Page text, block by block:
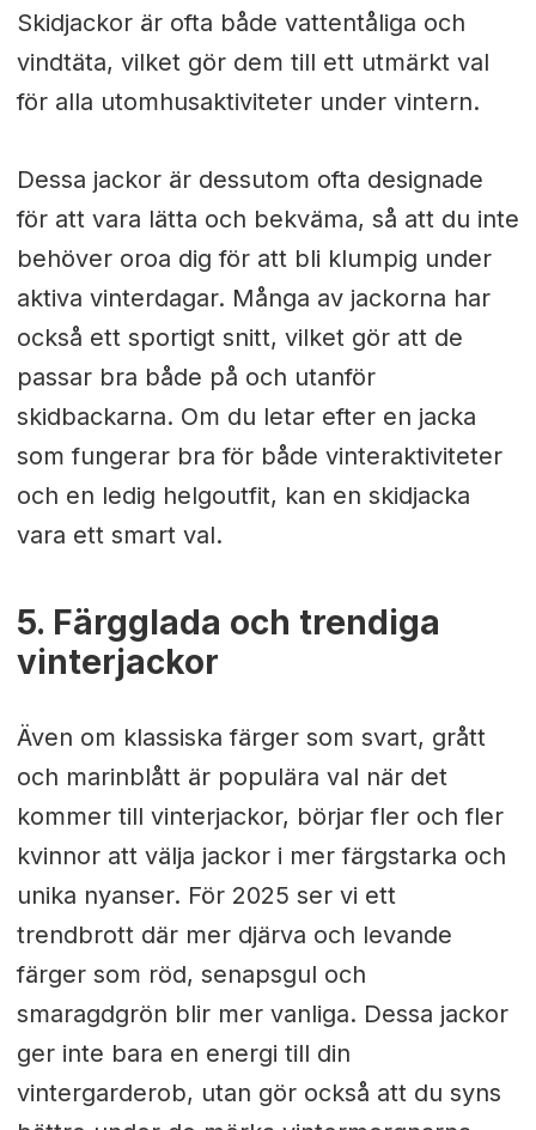
Skidjackor är ofta både vattentåliga och
vindtäta, vilket gör dem till ett utmärkt val
för alla utomhusaktiviteter under vintern.
Dessa jackor är dessutom ofta designade
för att vara lätta och bekväma, så att du inte
behöver oroa dig för att bli klumpig under
aktiva vinterdagar. Många av jackorna har
också ett sportigt snitt, vilket gör att de
passar bra både på och utanför
skidbackarna. Om du letar efter en jacka
som fungerar bra för både vinteraktiviteter
och en ledig helgoutfit, kan en skidjacka
vara ett smart val.
5. Färgglada och trendiga
vinterjackor
Även om klassiska färger som svart, grått
och marinblått är populära val när det
kommer till vinterjackor, börjar fler och fler
kvinnor att välja jackor i mer färgstarka och
unika nyanser. För 2025 ser vi ett
trendbrott där mer djärva och levande
färger som röd, senapsgul och
smaragdgrön blir mer vanliga. Dessa jackor
ger inte bara en energi till din
vintergarderob, utan gör också att du syns